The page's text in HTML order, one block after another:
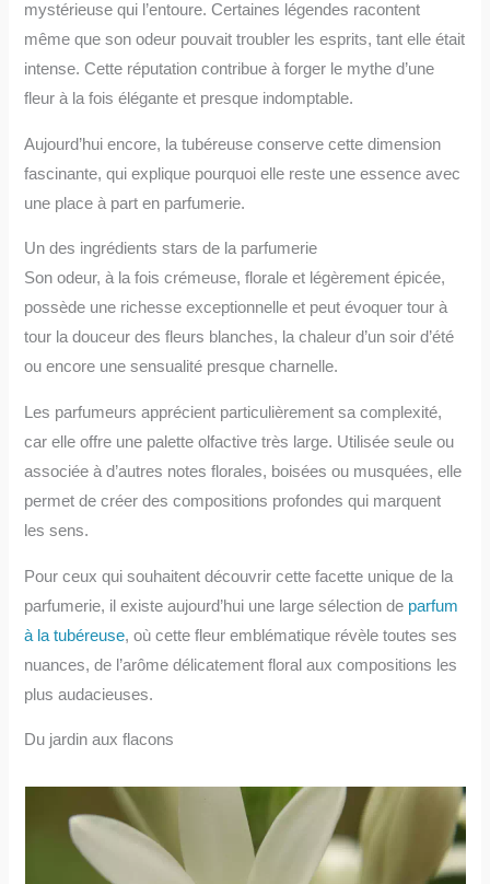
mystérieuse qui l’entoure. Certaines légendes racontent
même que son odeur pouvait troubler les esprits, tant elle était
intense. Cette réputation contribue à forger le mythe d’une
fleur à la fois élégante et presque indomptable.
Aujourd’hui encore, la tubéreuse conserve cette dimension
fascinante, qui explique pourquoi elle reste une essence avec
une place à part en parfumerie.
Un des ingrédients stars de la parfumerie
Son odeur, à la fois crémeuse, florale et légèrement épicée,
possède une richesse exceptionnelle et peut évoquer tour à
tour la douceur des fleurs blanches, la chaleur d’un soir d’été
ou encore une sensualité presque charnelle.
Les parfumeurs apprécient particulièrement sa complexité,
car elle offre une palette olfactive très large. Utilisée seule ou
associée à d’autres notes florales, boisées ou musquées, elle
permet de créer des compositions profondes qui marquent
les sens.
Pour ceux qui souhaitent découvrir cette facette unique de la
parfumerie, il existe aujourd’hui une large sélection de parfum
à la tubéreuse, où cette fleur emblématique révèle toutes ses
nuances, de l’arôme délicatement floral aux compositions les
plus audacieuses.
Du jardin aux flacons